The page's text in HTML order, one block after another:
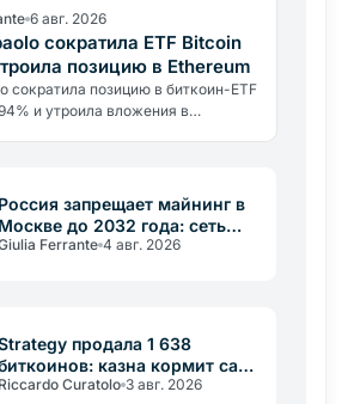
6 авг. 2026
сократила ETF Bitcoin
позицию в Ethereum
сократила позицию в биткоин-ETF
и утроила вложения в
Россия запрещает майнинг в
Москве до 2032 года: сеть
крипты
Ferrante 4 авг. 2026
продала 1 638
казна кормит саму
себя
Riccardo Curatolo 3 авг. 2026